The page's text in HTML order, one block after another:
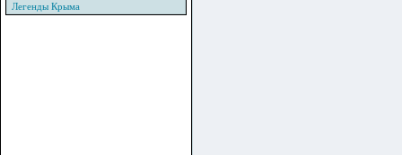
Легенды Крыма